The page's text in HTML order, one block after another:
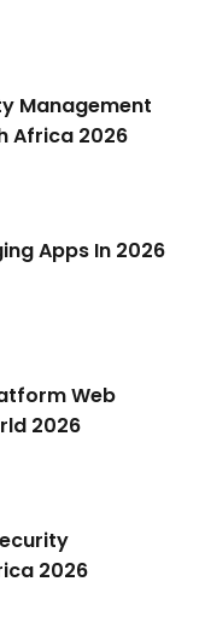
Management
Africa 2026
Apps In 2026
Web
2026
2026